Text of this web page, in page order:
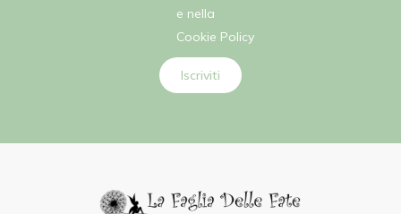
e nella
Cookie Policy
Iscriviti